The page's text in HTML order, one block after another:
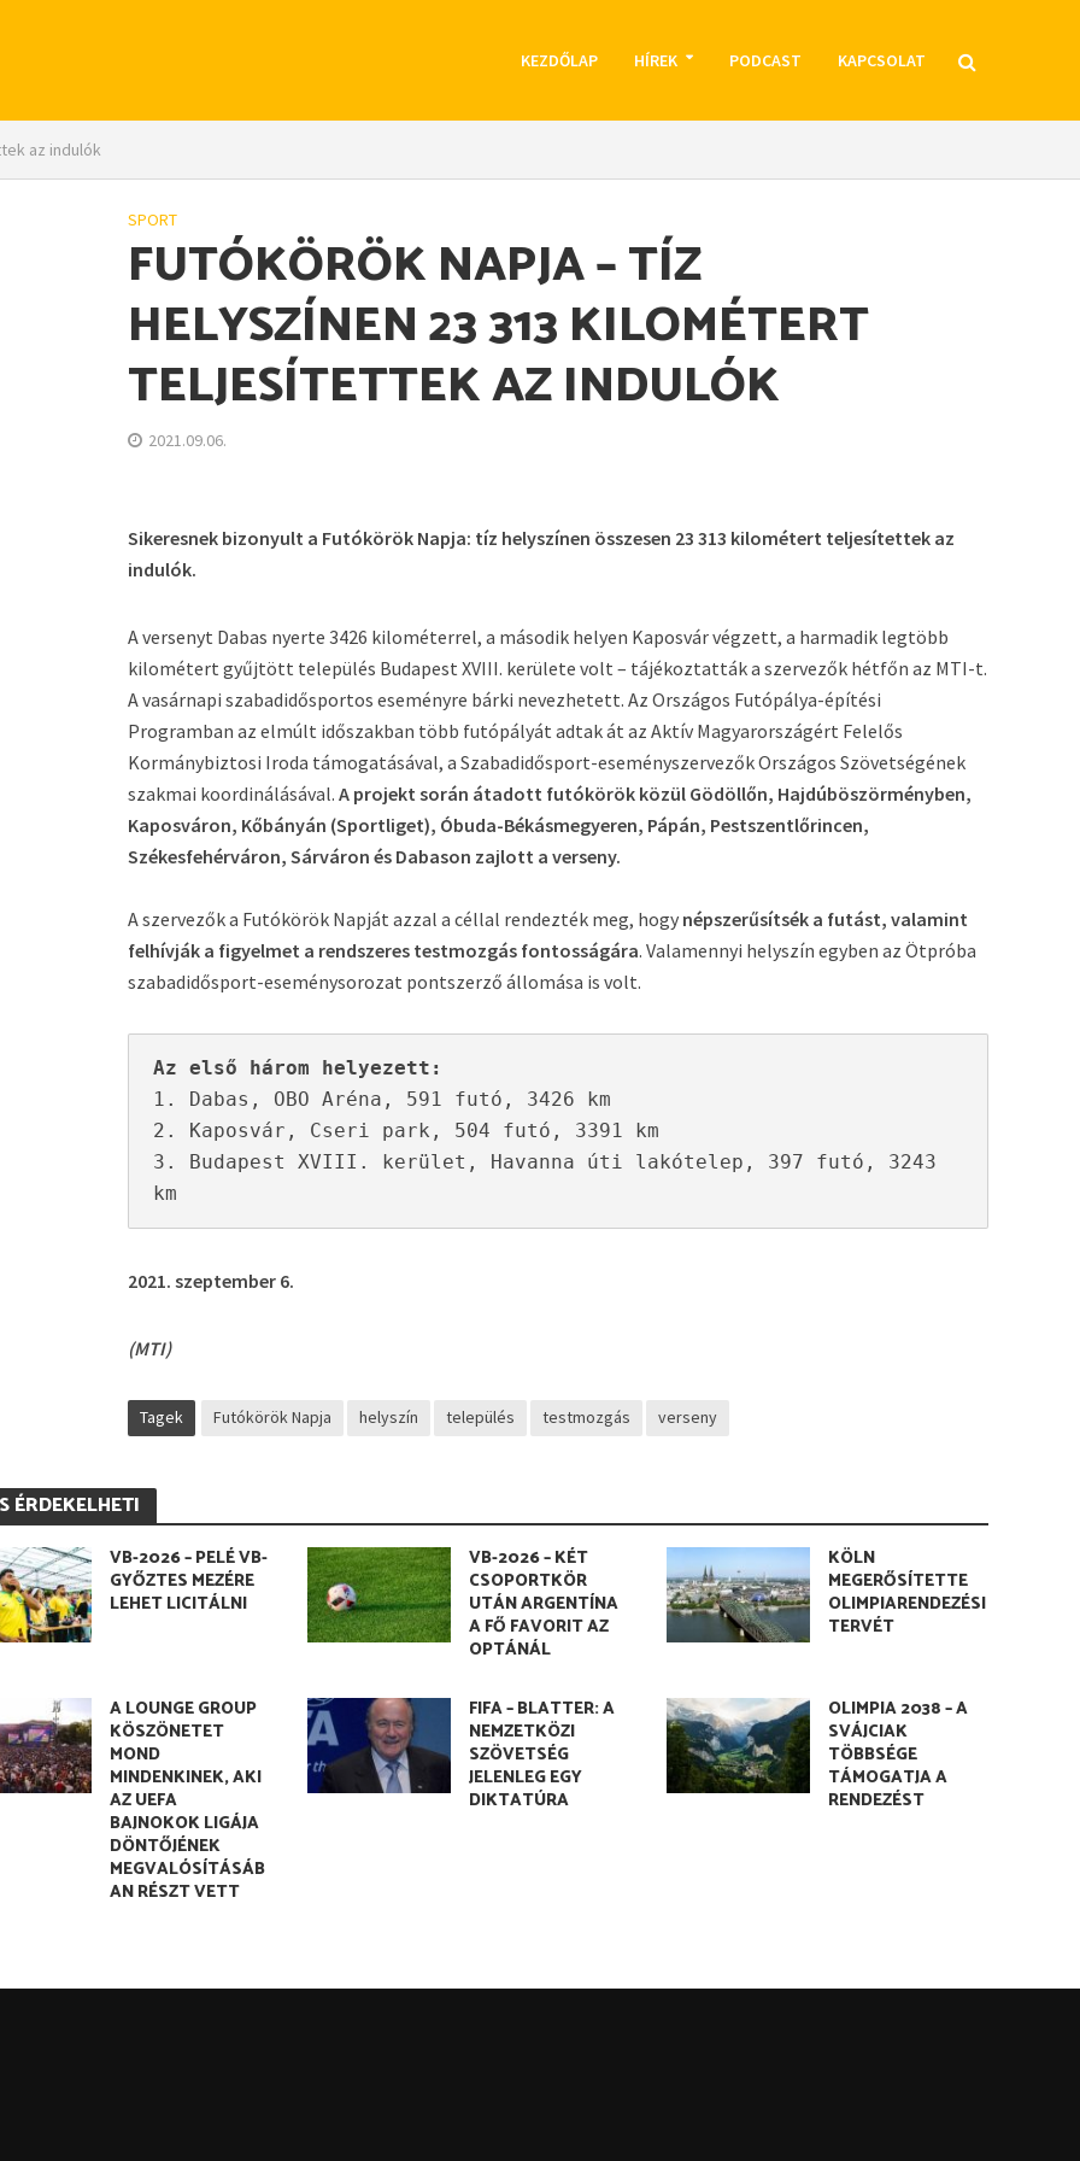
KEZDŐLAP HÍREK PODCAST KAPCSOLAT
az indulók
SPORT
FUTÓKÖRÖK NAPJA – TÍZ
HELYSZÍNEN 23 313 KILOMÉTERT
TELJESÍTETTEK AZ INDULÓK
2021.09.06.
Sikeresnek bizonyult a Futókörök Napja: tíz helyszínen összesen 23 313 kilométert teljesítettek az
indulók.
A versenyt Dabas nyerte 3426 kilométerrel, a második helyen Kaposvár végzett, a harmadik legtöbb
kilométert gyűjtött település Budapest XVIII. kerülete volt – tájékoztatták a szervezők hétfőn az MTI-t.
A vasárnapi szabadidősportos eseményre bárki nevezhetett. Az Országos Futópálya-építési
Programban az elmúlt időszakban több futópályát adtak át az Aktív Magyarországért Felelős
Kormánybiztosi Iroda támogatásával, a Szabadidősport-eseményszervezők Országos Szövetségének
szakmai koordinálásával. A projekt során átadott futókörök közül Gödöllőn, Hajdúböszörményben,
Kaposváron, Kőbányán (Sportliget), Óbuda-Békásmegyeren, Pápán, Pestszentlőrincen,
Székesfehérváron, Sárváron és Dabason zajlott a verseny.
A szervezők a Futókörök Napját azzal a céllal rendezték meg, hogy népszerűsítsék a futást, valamint
felhívják a figyelmet a rendszeres testmozgás fontosságára. Valamennyi helyszín egyben az Ötpróba
szabadidősport-eseménysorozat pontszerző állomása is volt.
Az első három helyezett:
1. Dabas, OBO Aréna, 591 futó, 3426 km
2. Kaposvár, Cseri park, 504 futó, 3391 km
3. Budapest XVIII. kerület, Havanna úti lakótelep, 397 futó, 3243
km
2021. szeptember 6.
(MTI)
Tagek Futókörök Napja helyszín település testmozgás verseny
ÉRDEKELHETI
VB-2026 – PELÉ VB-
GYŐZTES MEZÉRE
LEHET LICITÁLNI
VB-2026 – KÉT
CSOPORTKÖR
UTÁN ARGENTÍNA
A FŐ FAVORIT AZ
OPTÁNÁL
KÖLN
MEGERŐSÍTETTE
OLIMPIARENDEZÉSI
TERVÉT
A LOUNGE GROUP
KÖSZÖNETET
MOND
MINDENKINEK, AKI
AZ UEFA
BAJNOKOK LIGÁJA
DÖNTŐJÉNEK
MEGVALÓSÍTÁSÁB
AN RÉSZT VETT
FIFA – BLATTER: A
NEMZETKÖZI
SZÖVETSÉG
JELENLEG EGY
DIKTATÚRA
OLIMPIA 2038 – A
SVÁJCIAK
TÖBBSÉGE
TÁMOGATJA A
RENDEZÉST